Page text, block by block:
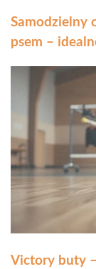
Samodzielny
psem –
Victory buty